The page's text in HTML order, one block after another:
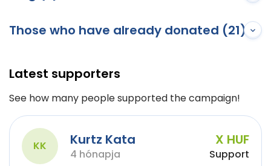
Those who have already donated (21)
Latest supporters
See how many people supported the campaign!
KK Kurtz Kata
4 hónapja
X HUF
Support